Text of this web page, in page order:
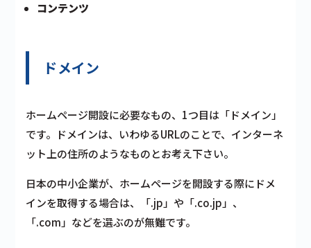
コンテンツ
ドメイン
ホームページ開設に必要なもの、1つ目は「ドメイン」
です。ドメインは、いわゆるURLのことで、インターネ
ット上の住所のようなものとお考え下さい。
日本の中小企業が、ホームページを開設する際にドメ
インを取得する場合は、「.jp」や「.co.jp」、
「.com」などを選ぶのが無難です。